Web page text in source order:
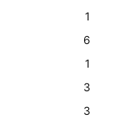
1
6
1
3
3